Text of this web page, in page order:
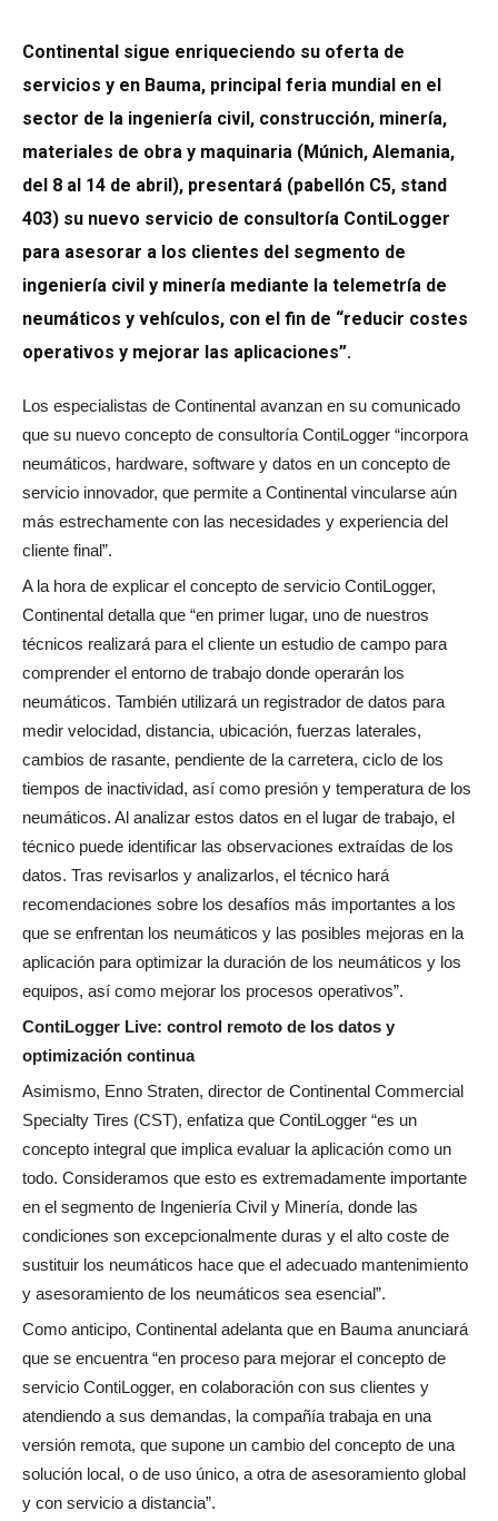
Continental sigue enriqueciendo su oferta de
servicios y en Bauma, principal feria mundial en el
sector de la ingeniería civil, construcción, minería,
materiales de obra y maquinaria (Múnich, Alemania,
del 8 al 14 de abril), presentará (pabellón C5, stand
403) su nuevo servicio de consultoría ContiLogger
para asesorar a los clientes del segmento de
ingeniería civil y minería mediante la telemetría de
neumáticos y vehículos, con el fin de “reducir costes
operativos y mejorar las aplicaciones”.
Los especialistas de Continental avanzan en su comunicado
que su nuevo concepto de consultoría ContiLogger “incorpora
neumáticos, hardware, software y datos en un concepto de
servicio innovador, que permite a Continental vincularse aún
más estrechamente con las necesidades y experiencia del
cliente final”.
A la hora de explicar el concepto de servicio ContiLogger,
Continental detalla que “en primer lugar, uno de nuestros
técnicos realizará para el cliente un estudio de campo para
comprender el entorno de trabajo donde operarán los
neumáticos. También utilizará un registrador de datos para
medir velocidad, distancia, ubicación, fuerzas laterales,
cambios de rasante, pendiente de la carretera, ciclo de los
tiempos de inactividad, así como presión y temperatura de los
neumáticos. Al analizar estos datos en el lugar de trabajo, el
técnico puede identificar las observaciones extraídas de los
datos. Tras revisarlos y analizarlos, el técnico hará
recomendaciones sobre los desafíos más importantes a los
que se enfrentan los neumáticos y las posibles mejoras en la
aplicación para optimizar la duración de los neumáticos y los
equipos, así como mejorar los procesos operativos”.
ContiLogger Live: control remoto de los datos y
optimización continua
Asimismo, Enno Straten, director de Continental Commercial
Specialty Tires (CST), enfatiza que ContiLogger “es un
concepto integral que implica evaluar la aplicación como un
todo. Consideramos que esto es extremadamente importante
en el segmento de Ingeniería Civil y Minería, donde las
condiciones son excepcionalmente duras y el alto coste de
sustituir los neumáticos hace que el adecuado mantenimiento
y asesoramiento de los neumáticos sea esencial”.
Como anticipo, Continental adelanta que en Bauma anunciará
que se encuentra “en proceso para mejorar el concepto de
servicio ContiLogger, en colaboración con sus clientes y
atendiendo a sus demandas, la compañía trabaja en una
versión remota, que supone un cambio del concepto de una
solución local, o de uso único, a otra de asesoramiento global
y con servicio a distancia”.